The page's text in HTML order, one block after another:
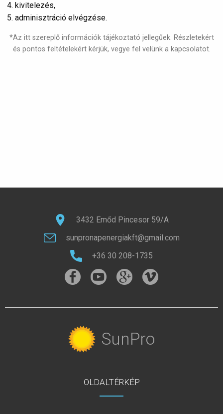
kivitelezés,
adminisztráció elvégzése.
*Az itt szereplő információk tájékoztató jellegűek. Részletekért
és pontos feltételekért kérjük, vegye fel velünk a kapcsolatot.
3432 Emőd Pincesor 59/A
sunpronapenergiakft@gmail.com
+36 30 208-1735
SunPro
OLDALTÉRKÉP